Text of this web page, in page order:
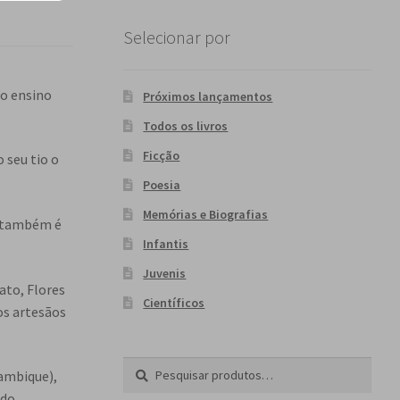
ensino
seu tio o
é
Flores
artesãos
Selecionar por
Próximos lançamentos
Todos os livros
Ficção
Poesia
Memórias e Biografias
Infantis
Juvenis
Científicos
Pesquisar